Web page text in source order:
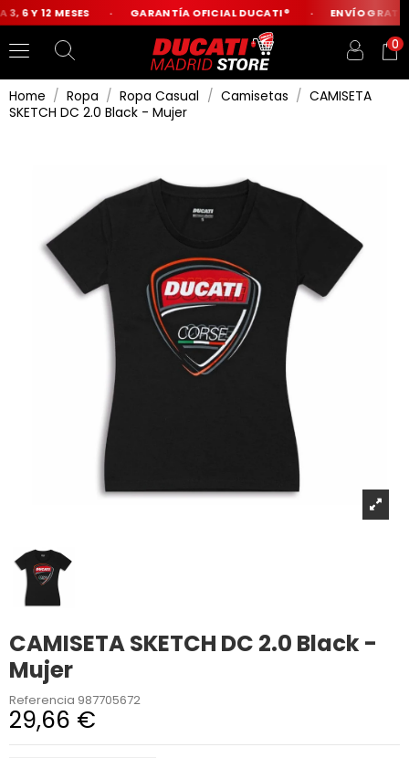
6 Y 12 MESES GARANTÍA OFICIAL DUCATI® ENVÍO
0
Home Ropa Ropa Casual Camisetas
CAMISETA
SKETCH DC 2.0 Black - Mujer
CAMISETA SKETCH DC 2.0 Black -
Mujer
Referencia 987705672
29,66 €